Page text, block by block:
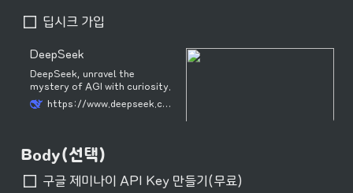
딥시크 가입
DeepSeek
DeepSeek, unravel the
mystery of AGI with curiosity.
Answer the essential question
with long-termism.
https://www.deepseek.com/
Body(선택)
구글 제미나이 API Key 만들기(무료)